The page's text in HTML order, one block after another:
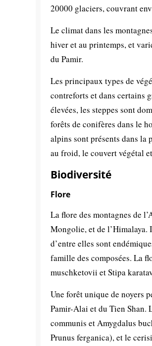
20000 glaciers, couvrant
Le climat dans les
hiver et au printemps, et
du Pamir.
Les principaux types de
contreforts et dans certains
élevées, les steppes sont
forêts de conifères dans le
alpins sont présents dans la
au froid, le couvert végétal
Biodiversité
Flore
La flore des montagnes de
Mongolie, et de l’Himalaya.
d’entre elles sont
famille des composées. La
muschketovii et Stipa
Une forêt unique de noyers
Pamir-Alai et du Tien Shan.
communis et Amygdalus
Prunus ferganica), et le